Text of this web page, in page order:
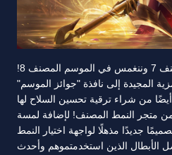
حان الوقت لنودع الموسم المصنف 7 وننغمس في الموسم المصنف 8!
المجيدة إلى نافذة "جوائز الموسم"
من شراء ترقية تحسين السلاح لها
من متجر النمط المصنف! لإضافة لمسة
8، أعددنا تصميمًا جديدًا مذهلًا لواجهة اختيار النمط
الأبطال الذين استخدمتموهم وأحدث